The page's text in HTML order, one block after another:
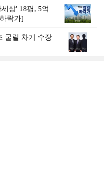
상' 18평, 5억
락가]
굴릴 차기 수장